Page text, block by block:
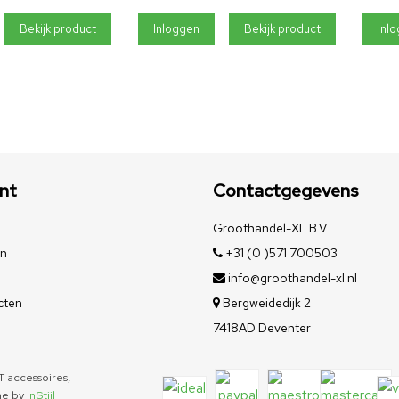
Bekijk product Inloggen Bekijk product
Contactgegevens
Groothandel-XL B.V.
+31 (0 )571 700503
info@groothandel-xl.nl
Bergweidedijk 2
7418AD Deventer
by InStijl